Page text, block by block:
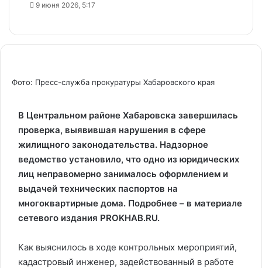
9 июня 2026, 5:17
Фото: Пресс-служба прокуратуры Хабаровского края
В Центральном районе Хабаровска завершилась
проверка, выявившая нарушения в сфере
жилищного законодательства. Надзорное
ведомство установило, что одно из юридических
лиц неправомерно занималось оформлением и
выдачей технических паспортов на
многоквартирные дома. Подробнее – в материале
сетевого издания PROKHAB.RU.
Как выяснилось в ходе контрольных мероприятий,
кадастровый инженер, задействованный в работе